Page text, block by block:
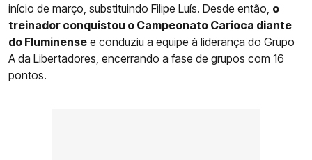
início de março, substituindo Filipe Luís. Desde então, o
treinador conquistou o Campeonato Carioca diante
do Fluminense e conduziu a equipe à liderança do Grupo
A da Libertadores, encerrando a fase de grupos com 16
pontos.